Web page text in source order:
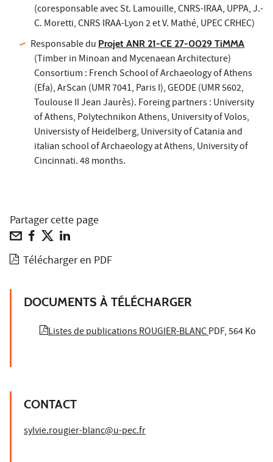
(coresponsable avec St. Lamouille, CNRS-IRAA, UPPA, J.-
C. Moretti, CNRS IRAA-Lyon 2 et V. Mathé, UPEC CRHEC)
Responsable duProjet ANR 21-CE 27-0029 TiMMA
(Timber in Minoan and Mycenaean Architecture)
Consortium : French School of Archaeology of Athens
(Efa), ArScan (UMR 7041, Paris I), GEODE (UMR 5602,
Toulouse II Jean Jaurès). Foreing partners : University
of Athens, Polytechnikon Athens, University of Volos,
Universisty of Heidelberg, University of Catania and
italian school of Archaeology at Athens, University of
Cincinnati. 48 months.
Partager cette page
Télécharger en PDF
DOCUMENTS À TÉLÉCHARGER
Listes de publications ROUGIER-BLANCPDF, 564 Ko
CONTACT
sylvie.rougier-blanc@u-pec.fr